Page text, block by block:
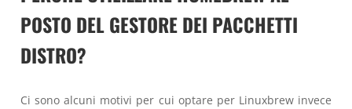
POSTO DEL GESTORE DEI PACCHETTI
DISTRO?
Ci sono alcuni motivi per cui optare per Linuxbrew invece